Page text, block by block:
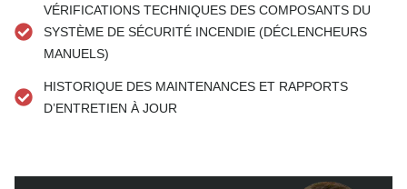
VÉRIFICATIONS TECHNIQUES DES COMPOSANTS DU
SYSTÈME DE SÉCURITÉ INCENDIE (DÉCLENCHEURS
MANUELS)
HISTORIQUE DES MAINTENANCES ET RAPPORTS
D’ENTRETIEN À JOUR